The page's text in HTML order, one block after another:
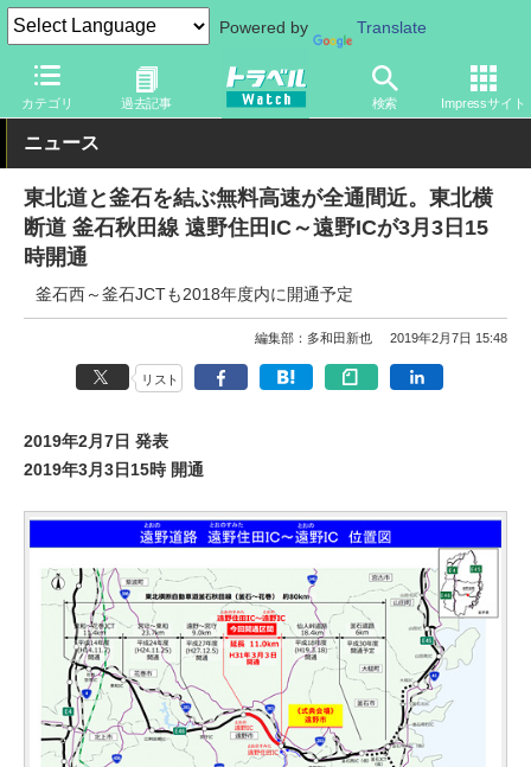
Powered by Translate
カテゴリ 過去記事 検索 Impressサイト
トラベル Watch 地域 国内旅行 東北
ニュース
東北道と釜石を結ぶ無料高速が全通間近。東北横
断道 釜石秋田線 遠野住田IC～遠野ICが3月3日15
時開通
釜石西～釜石JCTも2018年度内に開通予定
編集部：多和田新也 2019年2月7日 15:48
リスト
2019年2月7日 発表
2019年3月3日15時 開通